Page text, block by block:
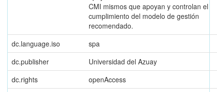
CMI mismos que apoyan y controlan el
cumplimiento del modelo de gestión
recomendado.
dc.language.iso
spa
dc.publisher
Universidad del Azuay
dc.rights
openAccess